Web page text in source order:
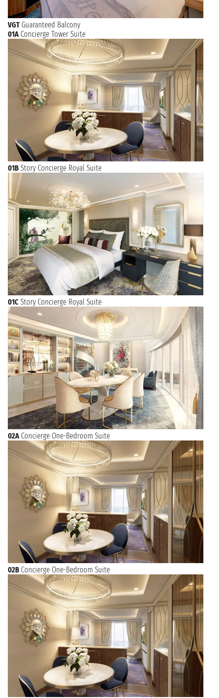
VGT Guaranteed Balcony
01A Concierge Tower Suite
01B Story Concierge Royal Suite
01C Story Concierge Royal Suite
02A Concierge One-Bedroom Suite
02B Concierge One-Bedroom Suite